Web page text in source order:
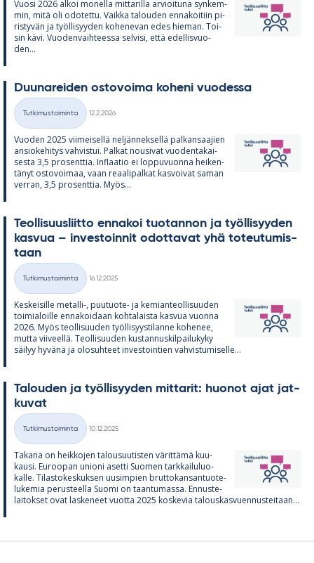
Vuosi 2026 al­koi mo­nella mit­ta­rilla ar­vioi­tuna syn­kem­
min, mitä oli odo­tettu. Vaikka ta­lou­den en­na­koi­tiin pi­
ris­ty­vän ja työl­li­syy­den ko­he­ne­van edes hie­man. Toi­
sin kävi. Vuo­den­vaih­teessa sel­visi, että edel­lis­vuo­
den...
Duu­na­rei­den os­to­voima ko­heni vuo­dessa
Kategoriat
Tutkimustoiminta
12.2.2026
Vuo­den 2025 vii­mei­sellä nel­jän­nek­sellä pal­kan­saa­jien
an­sio­ke­hi­tys vah­vis­tui. Pal­kat nousi­vat vuo­den­ta­kai­
sesta 3,5 pro­sent­tia. In­flaa­tio ei lop­pu­vuonna hei­ken­
tä­nyt os­to­voi­maa, vaan re­aa­li­pal­kat kas­voi­vat sa­man
ver­ran, 3,5 pro­sent­tia. Myös...
Teol­li­suus­liitto en­na­koi tuo­tan­non ja työl­li­syy­den
kas­vua – in­ves­toin­nit odot­ta­vat yhä to­teu­tu­mis­
taan
Kategoriat
Tutkimustoiminta
16.12.2025
Kes­kei­sille me­talli-, puu­tuote- ja ke­mian­teol­li­suu­den
toi­mia­loille en­na­koi­daan koh­ta­laista kas­vua vuonna
2026. Myös teol­li­suu­den työl­li­syys­ti­lanne ko­he­nee,
mutta vii­veellä. Teol­li­suu­den kus­tan­nus­kil­pai­lu­kyky
säi­lyy hy­vänä ja olo­suh­teet in­ves­toin­tien vah­vis­tu­mi­selle...
Ta­lou­den ja työl­li­syy­den mit­ta­rit: huo­not ajat jat­
ku­vat
Kategoriat
Tutkimustoiminta
10.12.2025
Ta­kana on heik­ko­jen ta­lous­uu­tis­ten vä­rit­tämä kuu­
kausi. Eu­roo­pan unioni asetti Suo­men tark­kai­lu­luo­
kalle. Ti­las­to­kes­kuk­sen uusim­pien brut­to­kan­san­tuo­te­
lu­ke­mia pe­rus­teella Suomi on taan­tu­massa. En­nus­te­
lai­tok­set ovat las­ke­neet vuotta 2025 kos­ke­via ta­lous­kas­vuen­nus­tei­taan...